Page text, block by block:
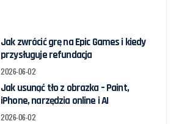
Jak zwrócić grę na Epic Games i kiedy
przysługuje refundacja
2026-06-02
Jak usunąć tło z obrazka – Paint,
iPhone, narzędzia online i AI
2026-06-02